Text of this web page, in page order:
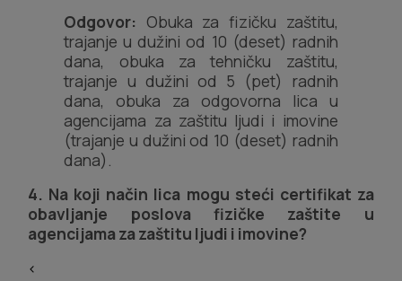
Odgovor: Obuka za fizičku zaštitu,
trajanje u dužini od 10 (deset) radnih
dana, obuka za tehničku zaštitu,
trajanje u dužini od 5 (pet) radnih
dana, obuka za odgovorna lica u
agencijama za zaštitu ljudi i imovine
(trajanje u dužini od 10 (deset) radnih
dana).
4. Na koji način lica mogu steći certifikat za
obavljanje poslova fizičke zaštite u
agencijama za zaštitu ljudi i imovine?
<